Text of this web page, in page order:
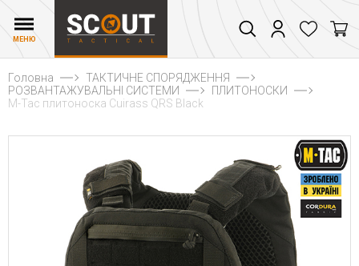
МЕНЮ
Головна
ТАКТИЧНЕ СПОРЯДЖЕННЯ
РОЗВАНТАЖУВАЛЬНІ СИСТЕМИ
ПЛИТОНОСКИ
M-Tac плитоноска Cuirass QRS Black